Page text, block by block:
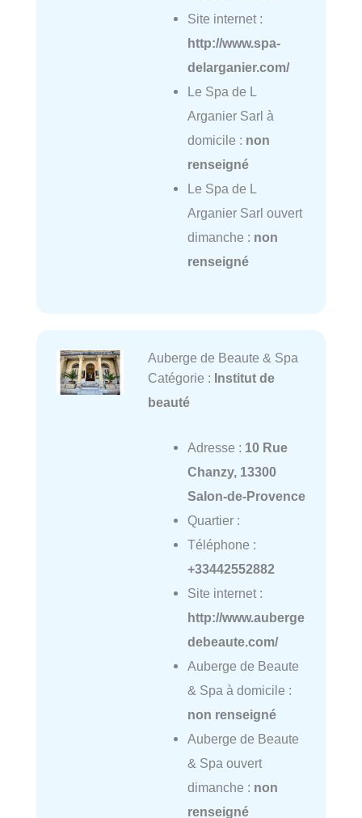
Site internet :
http://www.spa-
delarganier.com/
Le Spa de L
Arganier Sarl à
domicile : non
renseigné
Le Spa de L
Arganier Sarl ouvert
dimanche : non
renseigné
Auberge de Beaute & Spa
Catégorie : Institut de
beauté
Adresse : 10 Rue
Chanzy, 13300
Salon-de-Provence
Quartier :
Téléphone :
+33442552882
Site internet :
http://www.auberge
debeaute.com/
Auberge de Beaute
& Spa à domicile :
non renseigné
Auberge de Beaute
& Spa ouvert
dimanche : non
renseigné